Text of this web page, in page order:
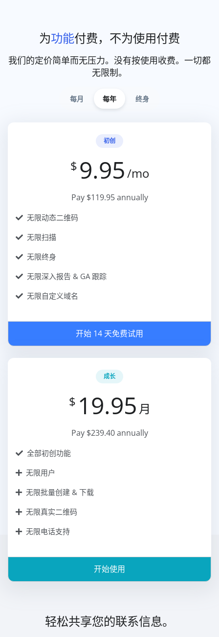
为功能付费，不为使用付费
我们的定价简单而无压力。没有按使用收费。一切都
无限制。
每月 每年 终身
初创
$ 9.95/mo
Pay $119.95 annually
无限动态二维码
无限扫描
无限终身
无限深入报告 & GA 跟踪
无限自定义域名
开始 14 天免费试用
成长
$ 19.95 月
Pay $239.40 annually
全部初创功能
无限用户
无限批量创建 & 下载
无限真实二维码
无限电话支持
开始使用
轻松共享您的联系信息。